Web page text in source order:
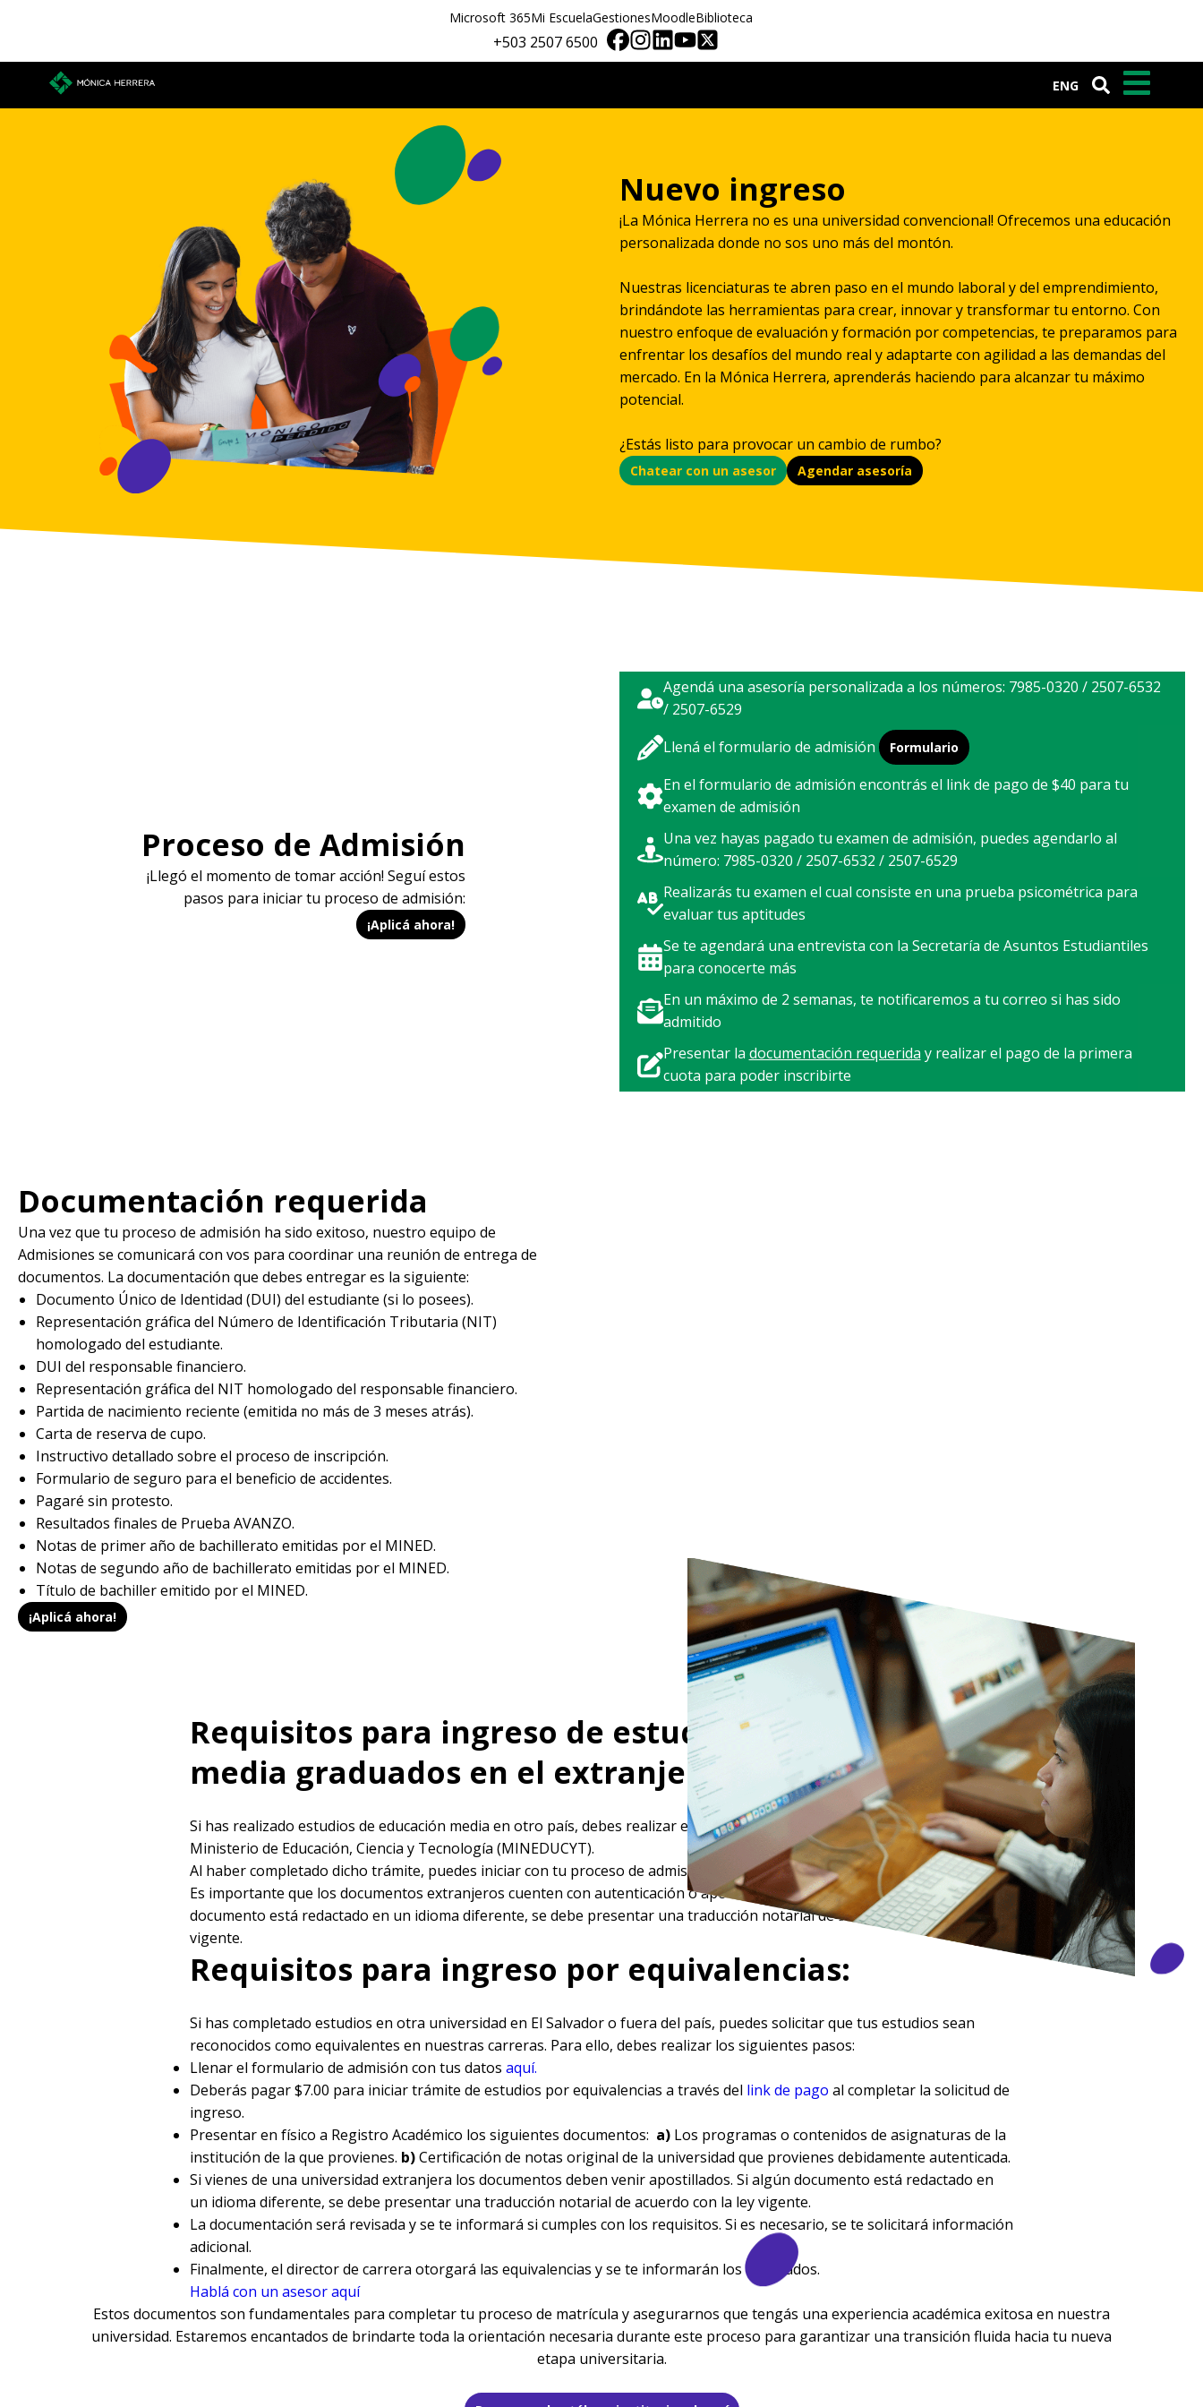
Microsoft 365Mi EscuelaGestionesMoodleBiblioteca
+503 2507 6500
ENG
Nuevo ingreso
¡La Mónica Herrera no es una universidad convencional! Ofrecemos una educación
personalizada donde no sos uno más del montón.
Nuestras licenciaturas te abren paso en el mundo laboral y del emprendimiento,
brindándote las herramientas para crear, innovar y transformar tu entorno. Con
nuestro enfoque de evaluación y formación por competencias, te preparamos para
enfrentar los desafíos del mundo real y adaptarte con agilidad a las demandas del
mercado. En la Mónica Herrera, aprenderás haciendo para alcanzar tu máximo
potencial.
¿Estás listo para provocar un cambio de rumbo?
Chatear con un asesor Agendar asesoría
Proceso de Admisión
¡Llegó el momento de tomar acción! Seguí estos
pasos para iniciar tu proceso de admisión:
¡Aplicá ahora!
Agendá una asesoría personalizada a los números: 7985-0320 / 2507-6532
/ 2507-6529
Llená el formulario de admisión
Formulario
En el formulario de admisión encontrás el link de pago de $40 para tu
examen de admisión
Una vez hayas pagado tu examen de admisión, puedes agendarlo al
número: 7985-0320 / 2507-6532 / 2507-6529
Realizarás tu examen el cual consiste en una prueba psicométrica para
evaluar tus aptitudes
Se te agendará una entrevista con la Secretaría de Asuntos Estudiantiles
para conocerte más
En un máximo de 2 semanas, te notificaremos a tu correo si has sido
admitido
Presentar la documentación requerida y realizar el pago de la primera
cuota para poder inscribirte
Documentación requerida
Una vez que tu proceso de admisión ha sido exitoso, nuestro equipo de
Admisiones se comunicará con vos para coordinar una reunión de entrega de
documentos. La documentación que debes entregar es la siguiente:
Documento Único de Identidad (DUI) del estudiante (si lo posees).
Representación gráfica del Número de Identificación Tributaria (NIT)
homologado del estudiante.
DUI del responsable financiero.
Representación gráfica del NIT homologado del responsable financiero.
Partida de nacimiento reciente (emitida no más de 3 meses atrás).
Carta de reserva de cupo.
Instructivo detallado sobre el proceso de inscripción.
Formulario de seguro para el beneficio de accidentes.
Pagaré sin protesto.
Resultados finales de Prueba AVANZO.
Notas de primer año de bachillerato emitidas por el MINED.
Notas de segundo año de bachillerato emitidas por el MINED.
Título de bachiller emitido por el MINED.
¡Aplicá ahora!
Requisitos para ingreso de estudiantes de educación
media graduados en el extranjero:
Si has realizado estudios de educación media en otro país, debes realizar el trámite de incorporación de estudios en el
Ministerio de Educación, Ciencia y Tecnología (MINEDUCYT).
Al haber completado dicho trámite, puedes iniciar con tu proceso de admisión
.
Es importante que los documentos extranjeros cuenten con autenticación o apostilla según corresponda. Además, si algún
documento está redactado en un idioma diferente, se debe presentar una traducción notarial de acuerdo con la ley
vigente.
Requisitos para ingreso por equivalencias:
Si has completado estudios en otra universidad en El Salvador o fuera del país, puedes solicitar que tus estudios sean
reconocidos como equivalentes en nuestras carreras. Para ello, debes realizar los siguientes pasos:
Llenar el formulario de admisión con tus datos aquí.
Deberás pagar $7.00 para iniciar trámite de estudios por equivalencias a través del link de pago al completar la solicitud de
ingreso.
Presentar en físico a Registro Académico los siguientes documentos: a) Los programas o contenidos de asignaturas de la
institución de la que provienes. b)Certificación de notas original de la universidad que provienes debidamente autenticada.
Si vienes de una universidad extranjera los documentos deben venir apostillados. Si algún documento está redactado en
un idioma diferente, se debe presentar una traducción notarial de acuerdo con la ley vigente.
La documentación será revisada y se te informará si cumples con los requisitos. Si es necesario, se te solicitará información
adicional.
Finalmente, el director de carrera otorgará las equivalencias y se te informarán los resultados.
Hablá con un asesor aquí
Estos documentos son fundamentales para completar tu proceso de matrícula y asegurarnos que tengás una experiencia académica exitosa en nuestra
universidad. Estaremos encantados de brindarte toda la orientación necesaria durante este proceso para garantizar una transición fluida hacia tu nueva
etapa universitaria.